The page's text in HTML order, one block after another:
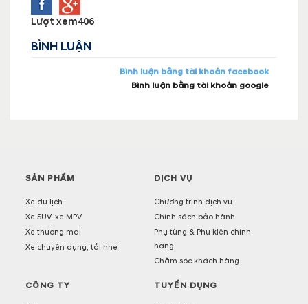
Lượt xem406
BÌNH LUẬN
Bình luận bằng tài khoản facebook
Bình luận bằng tài khoản google
SẢN PHẨM
Xe du lịch
Xe SUV, xe MPV
Xe thương mại
Xe chuyên dụng, tải nhẹ
DỊCH VỤ
Chương trình dịch vụ
Chính sách bảo hành
Phụ tùng & Phụ kiện chính
hãng
Chăm sóc khách hàng
CÔNG TY TUYỂN DỤNG